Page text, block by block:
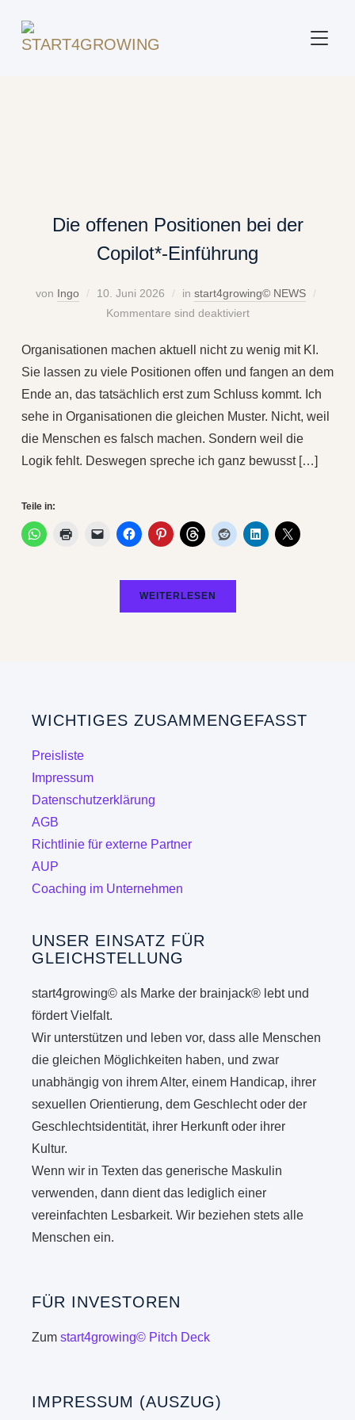
Die offenen Positionen bei der
Copilot*-Einführung
von Ingo 10. Juni 2026 in start4growing© NEWS
Kommentare sind deaktiviert
Organisationen machen aktuell nicht zu wenig mit KI.
Sie lassen zu viele Positionen offen und fangen an dem
Ende an, das tatsächlich erst zum Schluss kommt. Ich
sehe in Organisationen die gleichen Muster. Nicht, weil
die Menschen es falsch machen. Sondern weil die
Logik fehlt. Deswegen spreche ich ganz bewusst […]
Teile in:
WEITERLESEN
WICHTIGES ZUSAMMENGEFASST
Preisliste
Impressum
Datenschutzerklärung
AGB
Richtlinie für externe Partner
AUP
Coaching im Unternehmen
UNSER EINSATZ FÜR
GLEICHSTELLUNG
start4growing© als Marke der brainjack® lebt und
fördert Vielfalt.
Wir unterstützen und leben vor, dass alle Menschen
die gleichen Möglichkeiten haben, und zwar
unabhängig von ihrem Alter, einem Handicap, ihrer
sexuellen Orientierung, dem Geschlecht oder der
Geschlechtsidentität, ihrer Herkunft oder ihrer
Kultur.
Wenn wir in Texten das generische Maskulin
verwenden, dann dient das lediglich einer
vereinfachten Lesbarkeit. Wir beziehen stets alle
Menschen ein.
FÜR INVESTOREN
Zumstart4growing© Pitch Deck
IMPRESSUM (AUSZUG)